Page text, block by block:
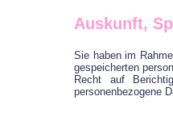
Auskunft,
Sie haben im
gespeicherten
Recht auf
personenbezogene